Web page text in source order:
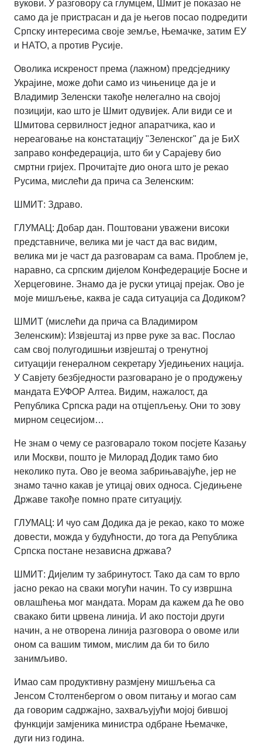
вукови. У разговору са глумцем, Шмит је показао не
само да је пристрасан и да је његов посао подредити
Српску интересима своје земље, Њемачке, затим ЕУ
и НАТО, а против Русије.
Оволика искреност према (лажном) предсједнику
Украјине, може доћи само из чињенице да је и
Владимир Зеленски такође нелегално на својој
позицији, као што је Шмит одувијек. Али види се и
Шмитова сервилност једног апаратчика, као и
нереаговање на констатацију "Зеленског" да је БиХ
заправо конфедерација, што би у Сарајеву био
смртни гријех. Прочитајте дио онога што је рекао
Русима, мислећи да прича са Зеленским:
ШМИТ: Здраво.
ГЛУМАЦ: Добар дан. Поштовани уважени високи
представниче, велика ми је част да вас видим,
велика ми је част да разговарам са вама. Проблем је,
наравно, са српским дијелом Конфедерације Босне и
Херцеговине. Знамо да је руски утицај прејак. Ово је
моје мишљење, каква је сада ситуација са Додиком?
ШМИТ (мислећи да прича са Владимиром
Зеленским): Извјештај из прве руке за вас. Послао
сам свој полугодишњи извјештај о тренутној
ситуацији генералном секретару Уједињених нација.
У Савјету безбједности разговарано је о продужењу
мандата ЕУФОР Алтеа. Видим, нажалост, да
Република Српска ради на отцјепљењу. Они то зову
мирном сецесијом…
Не знам о чему се разговарало током посјете Казању
или Москви, пошто је Милорад Додик тамо био
неколико пута. Ово је веома забрињавајуће, јер не
знамо тачно какав је утицај ових односа. Сједињене
Државе такође помно прате ситуацију.
ГЛУМАЦ: И чуо сам Додика да је рекао, како то може
довести, можда у будућности, до тога да Република
Српска постане независна држава?
ШМИТ: Дијелим ту забринутост. Тако да сам то врло
јасно рекао на сваки могући начин. То су извршна
овлашћења мог мандата. Морам да кажем да ће ово
свакако бити црвена линија. И ако постоји други
начин, а не отворена линија разговора о овоме или
оном са вашим тимом, мислим да би то било
занимљиво.
Имао сам продуктивну размјену мишљења са
Јенсом Столтенбергом о овом питању и могао сам
да говорим садржајно, захваљујући мојој бившој
функцији замјеника министра одбране Њемачке,
дуги низ година.